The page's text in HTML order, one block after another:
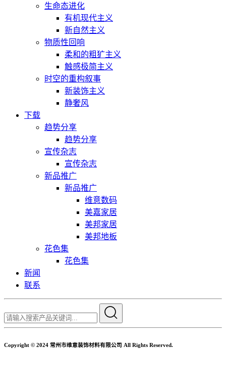
生命态进化
有机现代主义
新自然主义
物质性回响
柔和的粗犷主义
触感极简主义
时空的重构叙事
新装饰主义
静奢风
下载
趋势分享
趋势分享
宣传杂志
宣传杂志
新品推广
新品推广
维意数码
美嘉家居
美邦家居
美邦地板
花色集
花色集
新闻
联系
Copyright © 2024 常州市维意装饰材料有限公司 All Rights Reserved.